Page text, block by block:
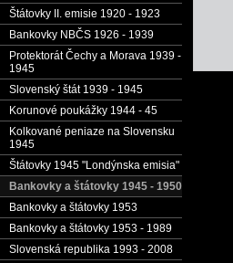
Štátovky II. emisie 1920 - 1923
Bankovky NBČS 1926 - 1939
Protektorát Čechy a Morava 1939 -
1945
Slovenský štát 1939 - 1945
Korunové poukážky 1944 - 45
Kolkované peniaze na Slovensku
1945
Štátovky 1945 "Londýnska emisia"
Bankovky a štátovky 1945 - 1950
Bankovky a štátovky 1953
Bankovky a štátovky 1953 - 1989
Slovenská republika 1993 - 2008